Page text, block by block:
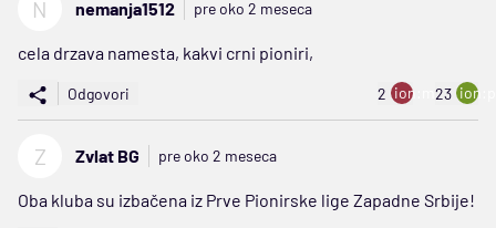
N nemanja1512 pre oko 2 meseca
cela drzava namesta, kakvi crni pioniri,
Odgovori 2 ion:minus
23
Z Zvlat BG pre oko 2 meseca
Oba kluba su izbačena iz Prve Pionirske lige Zapadne Srbije!